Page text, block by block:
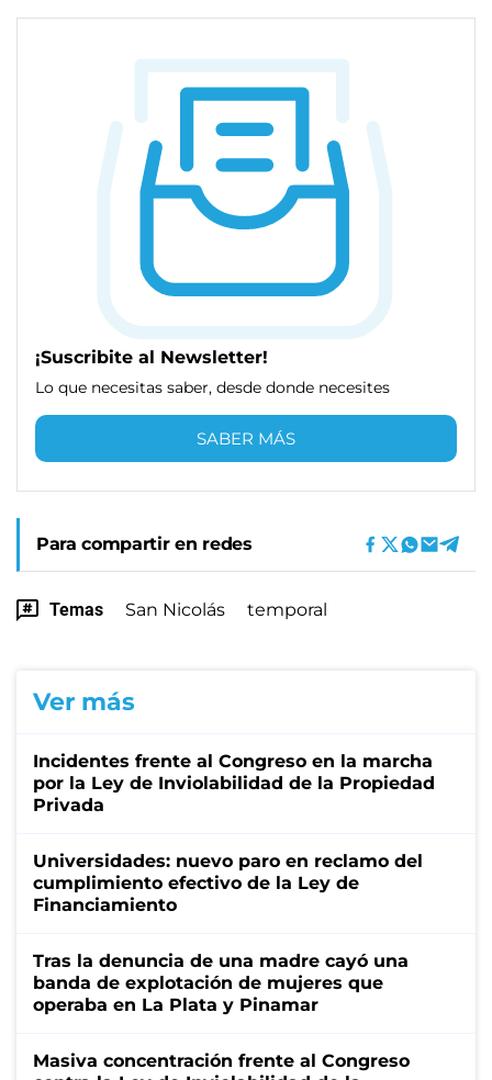
¡Suscribite al Newsletter!
Lo que necesitas saber, desde donde necesites
SABER MÁS
Para compartir en redes
Temas San Nicolás temporal
Ver más
Incidentes frente al Congreso en la marcha
por la Ley de Inviolabilidad de la Propiedad
Privada
Universidades: nuevo paro en reclamo del
cumplimiento efectivo de la Ley de
Financiamiento
Tras la denuncia de una madre cayó una
banda de explotación de mujeres que
operaba en La Plata y Pinamar
Masiva concentración frente al Congreso